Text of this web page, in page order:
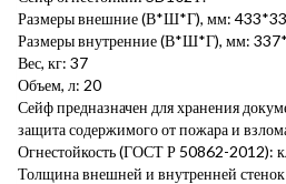
Размеры внешние (В*Ш*Г), мм:
Размеры внутренние (В*Ш*Г), мм:
Вес, кг: 37
Объем, л: 20
Сейф предназначен для хранения
защита содержимого от пожара и
Огнестойкость (ГОСТ Р 50862-2012):
Толщина внешней и внутренней